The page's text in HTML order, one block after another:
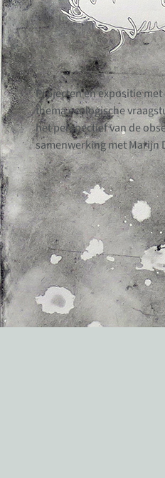
Projecten en expositie
thema ecologische
het perspectief van de
samenwerking met Marijn